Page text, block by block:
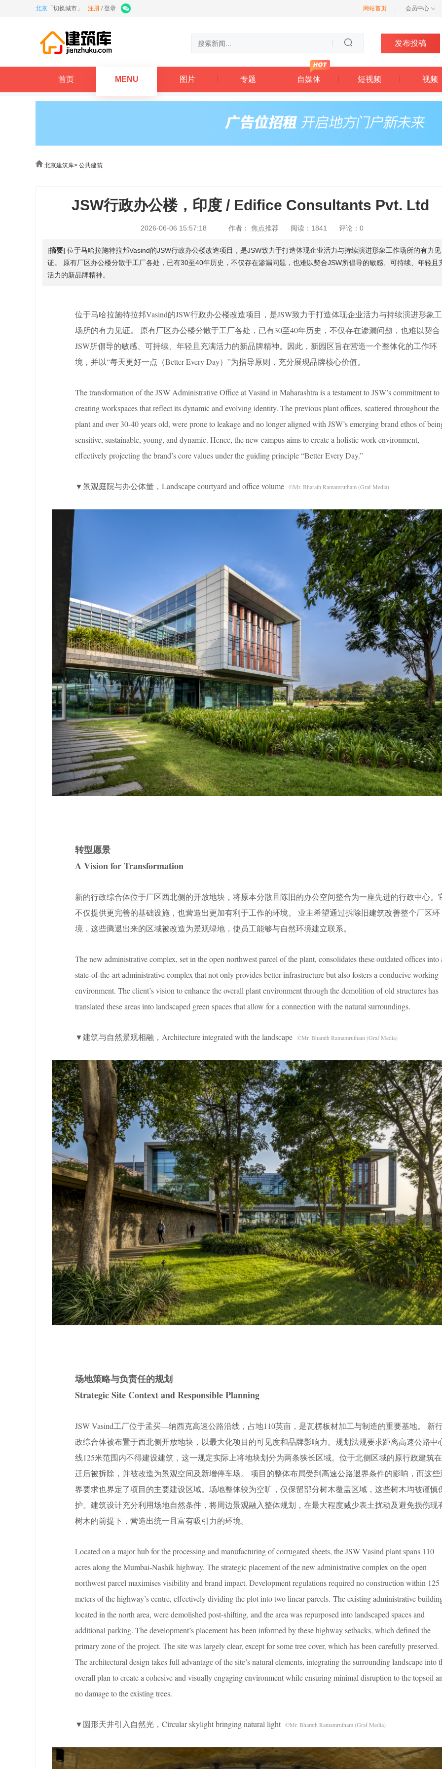
北京 「 切换城市 」 注册 /登录 网站首页 会员中心
发布投稿
首页 MENU 图片 专题 自媒体 短视频 视频
北京建筑库> 公共建筑
JSW行政办公楼，印度 / Edifice Consultants Pvt. Ltd
2026-06-06 15:57:18 作者： 焦点推荐 阅读：1841 评论：0
[摘要] 位于马哈拉施特拉邦Vasind的JSW行政办公楼改造项目，是JSW致力于打造体现企业活力与持续演进形象工作场所的有力见
证。 原有厂区办公楼分散于工厂各处，已有30至40年历史，不仅存在渗漏问题，也难以契合JSW所倡导的敏感、可持续、年轻且
活力的新品牌精神。
位于马哈拉施特拉邦Vasind的JSW行政办公楼改造项目，是JSW致力于打造体现企业活力与持续演进形象
场所的有力见证。 原有厂区办公楼分散于工厂各处，已有30至40年历史，不仅存在渗漏问题，也难以契合
JSW所倡导的敏感、可持续、年轻且充满活力的新品牌精神。因此，新园区旨在营造一个整体化的工作环
境，并以“每天更好一点（Better Every Day）”为指导原则，充分展现品牌核心价值。
The transformation of the JSW Administrative Office at Vasind in Maharashtra is a testament to JSW’s commitment to
creating workspaces that reflect its dynamic and evolving identity. The previous plant offices, scattered throughout the
plant and over 30-40 years old, were prone to leakage and no longer aligned with JSW’s emerging brand ethos of
sensitive, sustainable, young, and dynamic. Hence, the new campus aims to create a holistic work environment,
effectively projecting the brand’s core values under the guiding principle “Better Every Day.”
▼景观庭院与办公体量，Landscape courtyard and office volume ©Mr. Bharath Ramamrutham (Graf Media)
转型愿景
A Vision for Transformation
新的行政综合体位于厂区西北侧的开放地块，将原本分散且陈旧的办公空间整合为一座先进的行政中心。
不仅提供更完善的基础设施，也营造出更加有利于工作的环境。 业主希望通过拆除旧建筑改善整个厂区环
境，这些腾退出来的区域被改造为景观绿地，使员工能够与自然环境建立联系。
The new administrative complex, set in the open northwest parcel of the plant, consolidates these outdated offices into
state-of-the-art administrative complex that not only provides better infrastructure but also fosters a conducive working
environment. The client’s vision to enhance the overall plant environment through the demolition of old structures has
translated these areas into landscaped green spaces that allow for a connection with the natural surroundings.
▼建筑与自然景观相融，Architecture integrated with the landscape ©Mr. Bharath Ramamrutham (Graf Media)
场地策略与负责任的规划
Strategic Site Context and Responsible Planning
JSW Vasind工厂位于孟买—纳西克高速公路沿线，占地110英亩，是瓦楞板材加工与制造的重要基地。 新
政综合体被布置于西北侧开放地块，以最大化项目的可见度和品牌影响力。规划法规要求距离高速公路中
线125米范围内不得建设建筑，这一规定实际上将地块划分为两条狭长区域。位于北侧区域的原行政建筑
迁后被拆除，并被改造为景观空间及新增停车场。 项目的整体布局受到高速公路退界条件的影响，而这些
界要求也界定了项目的主要建设区域。场地整体较为空旷，仅保留部分树木覆盖区域，这些树木均被谨慎
护。建筑设计充分利用场地自然条件，将周边景观融入整体规划，在最大程度减少表土扰动及避免损伤现
树木的前提下，营造出统一且富有吸引力的环境。
Located on a major hub for the processing and manufacturing of corrugated sheets, the JSW Vasind plant spans 110
acres along the Mumbai-Nashik highway. The strategic placement of the new administrative complex on the open
northwest parcel maximises visibility and brand impact. Development regulations required no construction within 125
meters of the highway’s centre, effectively dividing the plot into two linear parcels. The existing administrative
located in the north area, were demolished post-shifting, and the area was repurposed into landscaped spaces and
additional parking. The development’s placement has been informed by these highway setbacks, which defined the
primary zone of the project. The site was largely clear, except for some tree cover, which has been carefully preserved.
The architectural design takes full advantage of the site’s natural elements, integrating the surrounding landscape into
overall plan to create a cohesive and visually engaging environment while ensuring minimal disruption to the topsoil
no damage to the existing trees.
▼圆形天井引入自然光，Circular skylight bringing natural light ©Mr. Bharath Ramamrutham (Graf Media)